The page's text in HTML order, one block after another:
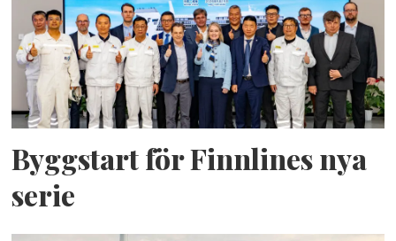
Byggstart för Finnlines nya
serie